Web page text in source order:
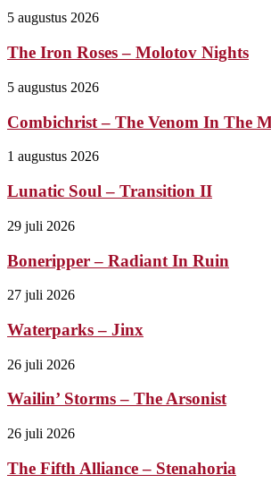
5 augustus 2026
The Iron Roses – Molotov Nights
5 augustus 2026
Combichrist – The Venom In The
1 augustus 2026
Lunatic Soul – Transition II
29 juli 2026
Boneripper – Radiant In Ruin
27 juli 2026
Waterparks – Jinx
26 juli 2026
Wailin’ Storms – The Arsonist
26 juli 2026
The Fifth Alliance – Stenahoria